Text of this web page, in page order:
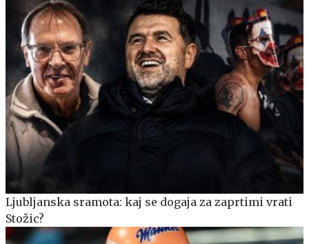
Ljubljanska sramota: kaj se dogaja za zaprtimi vrati
Stožic?